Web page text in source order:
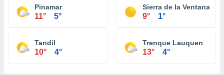
Pinamar
11° 5°
Sierra de la Ventana
9° 1°
Tandil
10° 4°
Trenque Lauquen
13° 4°